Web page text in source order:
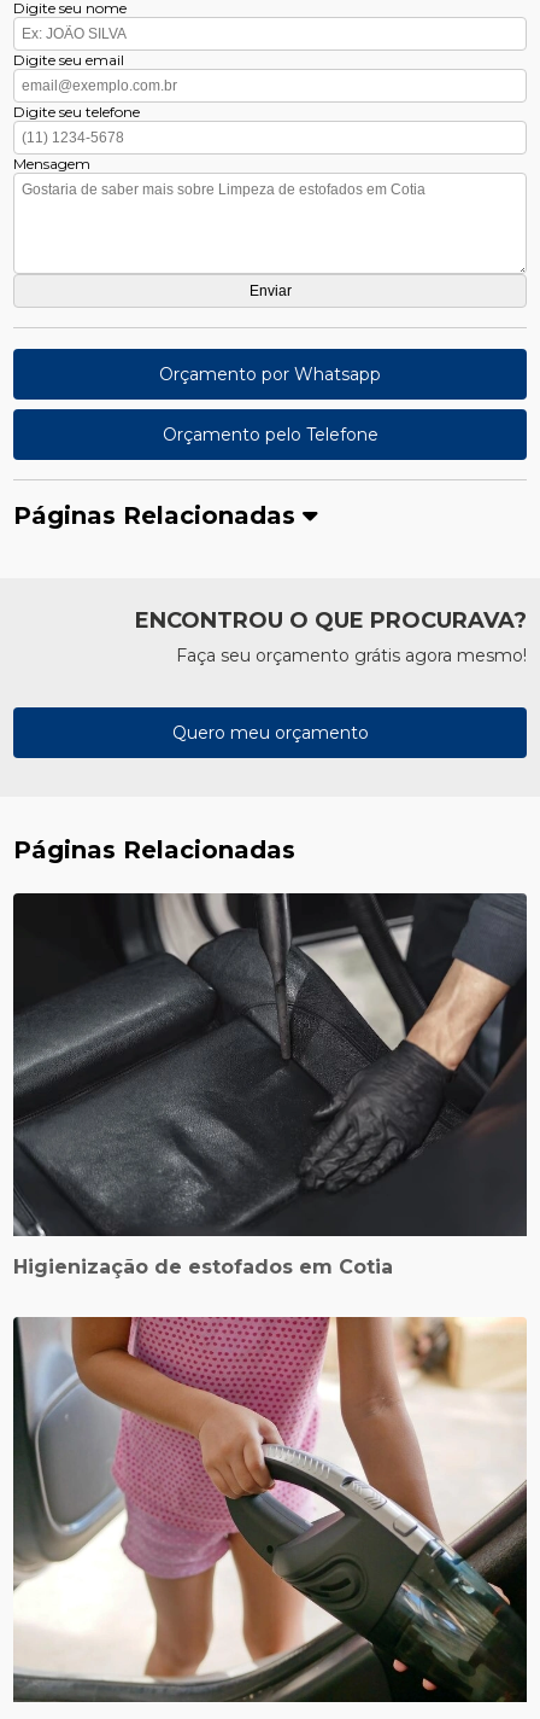
Digite seu nome
Digite seu email
Digite seu telefone
Mensagem
Orçamento por Whatsapp
Orçamento pelo Telefone
Páginas Relacionadas
ENCONTROU O QUE PROCURAVA?
Faça seu orçamento grátis agora mesmo!
Quero meu orçamento
Páginas Relacionadas
Higienização de estofados em Cotia